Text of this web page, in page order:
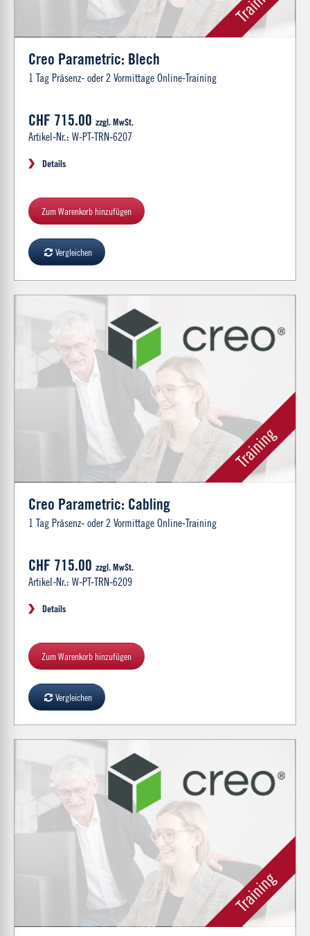
Creo Parametric: Blech
1 Tag Präsenz- oder 2 Vormittage Online-Training
CHF 715.00 zzgl. MwSt.
Artikel-Nr.: W-PT-TRN-6207
Details
Zum Warenkorb hinzufügen
Vergleichen
Creo Parametric: Cabling
1 Tag Präsenz- oder 2 Vormittage Online-Training
CHF 715.00 zzgl. MwSt.
Artikel-Nr.: W-PT-TRN-6209
Details
Zum Warenkorb hinzufügen
Vergleichen